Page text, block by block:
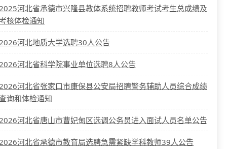
河北省承德市兴隆县教体系统招聘教师考试考生总成绩及
核体检通知
河北地质大学选聘30人公告
河北省科学院事业单位选聘8人公告
河北省张家口市康保县公安局招聘警务辅助人员综合成绩
询和体检通知
河北省唐山市曹妃甸区选调公务员进入面试人员名单公告
河北省承德市教育局选聘急需紧缺学科教师39人公告